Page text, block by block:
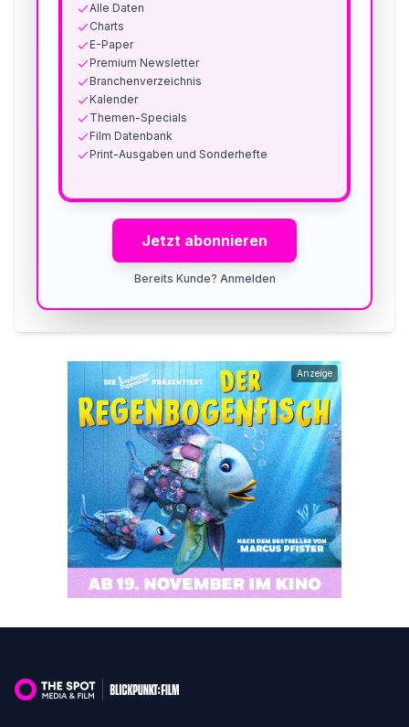
Alle Daten
Charts
E-Paper
Premium Newsletter
Branchenverzeichnis
Kalender
Themen-Specials
Film Datenbank
Print-Ausgaben und Sonderhefte
Jetzt abonnieren
Bereits Kunde? Anmelden
Anzeige